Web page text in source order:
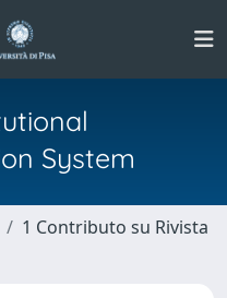
System
1 Contributo su Rivista